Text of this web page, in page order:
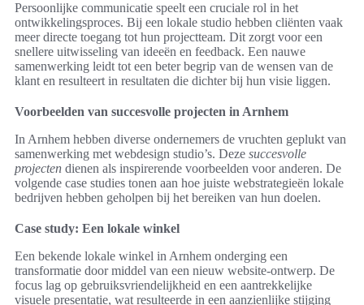
Persoonlijke communicatie speelt een cruciale rol in het
ontwikkelingsproces. Bij een lokale studio hebben cliënten vaak
meer directe toegang tot hun projectteam. Dit zorgt voor een
snellere uitwisseling van ideeën en feedback. Een nauwe
samenwerking leidt tot een beter begrip van de wensen van de
klant en resulteert in resultaten die dichter bij hun visie liggen.
Voorbeelden van succesvolle projecten in Arnhem
In Arnhem hebben diverse ondernemers de vruchten geplukt van
samenwerking met webdesign studio’s. Deze succesvolle
projecten dienen als inspirerende voorbeelden voor anderen. De
volgende case studies tonen aan hoe juiste webstrategieën lokale
bedrijven hebben geholpen bij het bereiken van hun doelen.
Case study: Een lokale winkel
Een bekende lokale winkel in Arnhem onderging een
transformatie door middel van een nieuw website-ontwerp. De
focus lag op gebruiksvriendelijkheid en een aantrekkelijke
visuele presentatie, wat resulteerde in een aanzienlijke stijging